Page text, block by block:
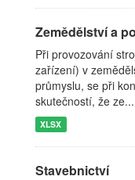
Zemědělství a
Při provozování
zařízení) v
průmyslu, se při
skutečností, že ze...
XLSX
Stavebnictví